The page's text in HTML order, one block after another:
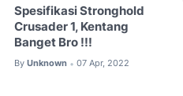
Spesifikasi Stronghold
Crusader 1, Kentang
Banget Bro !!!
By Unknown • 07 Apr, 2022